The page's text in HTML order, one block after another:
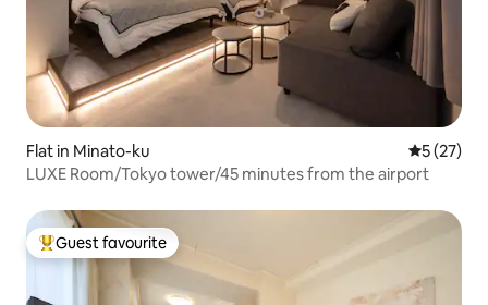
Flat in Minato-ku 5 out of 5
5 (27)
LUXE Room/Tokyo tower/45 minutes from the airport
Top guest favourite
Guest favourite